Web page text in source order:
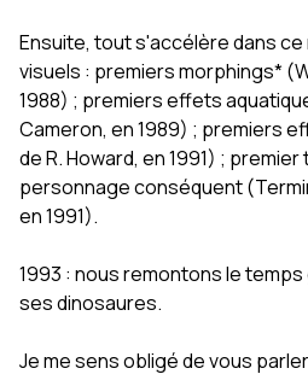
Ensuite, tout s'accélère dans
visuels : premiers morphings*
1988) ; premiers effets
Cameron, en 1989) ; premiers
de R. Howard, en 1991) ;
personnage conséquent
en 1991).
1993 : nous remontons le
ses dinosaures.
Je me sens obligé de vous